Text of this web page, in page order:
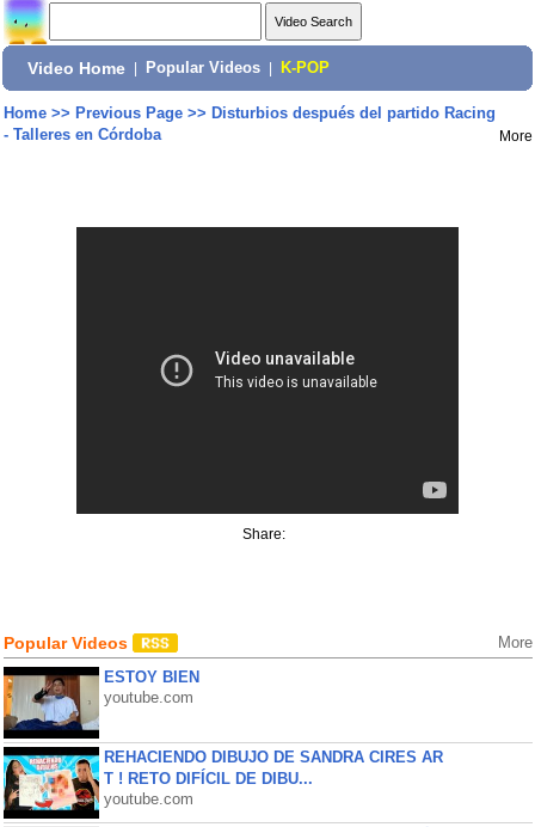
Video Home Popular Videos K-POP
Home>> Previous Page>> Disturbios después del partido Racing
- Talleres en Córdoba
More
Share:
Popular Videos More
ESTOY BIEN
youtube.com
REHACIENDO DIBUJO DE SANDRA CIRES AR
T ! RETO DIFÍCIL DE DIBU...
youtube.com